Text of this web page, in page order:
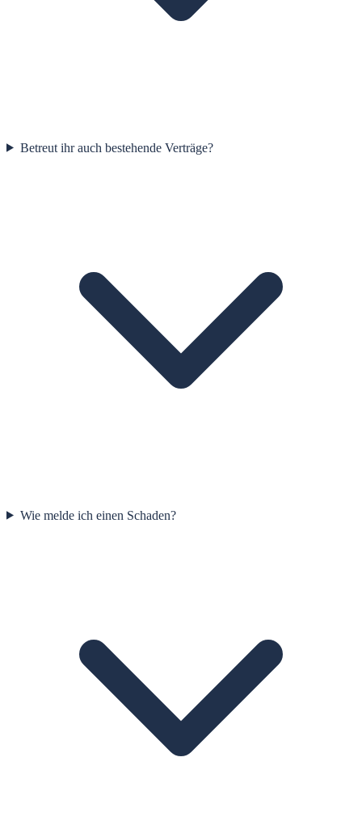
Betreut ihr auch bestehende Verträge?
Wie melde ich einen Schaden?